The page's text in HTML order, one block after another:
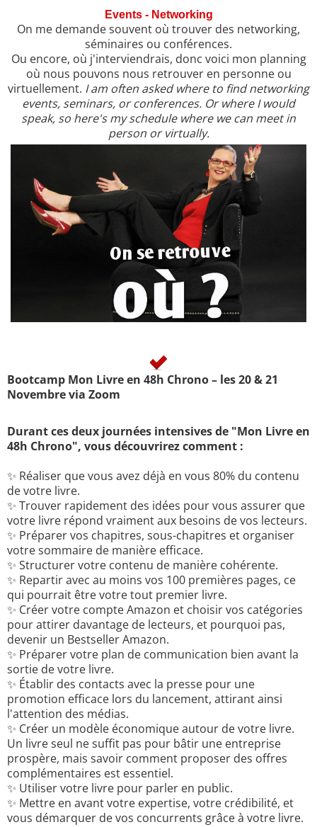
Events - Networking
On me demande souvent où trouver des networking,
séminaires ou conférences.
Ou encore, où j'interviendrais, donc voici mon planning
où nous pouvons nous retrouver en personne ou
virtuellement. I am often asked where to find networking
events, seminars, or conferences. Or where I would
speak, so here's my schedule where we can meet in
person or virtually.
Bootcamp Mon Livre en 48h Chrono – les 20 & 21
Novembre via Zoom
Durant ces deux journées intensives de "Mon Livre en
48h Chrono", vous découvrirez comment :
✨ Réaliser que vous avez déjà en vous 80% du contenu
de votre livre.
✨ Trouver rapidement des idées pour vous assurer que
votre livre répond vraiment aux besoins de vos lecteurs.
✨ Préparer vos chapitres, sous-chapitres et organiser
votre sommaire de manière efficace.
✨ Structurer votre contenu de manière cohérente.
✨ Repartir avec au moins vos 100 premières pages, ce
qui pourrait être votre tout premier livre.
✨ Créer votre compte Amazon et choisir vos catégories
pour attirer davantage de lecteurs, et pourquoi pas,
devenir un Bestseller Amazon.
✨ Préparer votre plan de communication bien avant la
sortie de votre livre.
✨ Établir des contacts avec la presse pour une
promotion efficace lors du lancement, attirant ainsi
l'attention des médias.
✨ Créer un modèle économique autour de votre livre.
Un livre seul ne suffit pas pour bâtir une entreprise
prospère, mais savoir comment proposer des offres
complémentaires est essentiel.
✨ Utiliser votre livre pour parler en public.
✨ Mettre en avant votre expertise, votre crédibilité, et
vous démarquer de vos concurrents grâce à votre livre.